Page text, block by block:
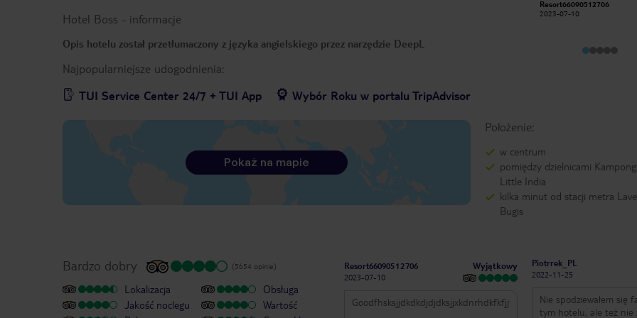
Resort66090512706
2023-07-10
Hotel Boss - informacje
Opis hotelu został przetłumaczony z języka angielskiego przez narzędzie DeepL
Najpopularniejsze udogodnienia:
TUI Service Center 24/7 + TUI App
Wybór Roku w portalu TripAdvisor
Położenie:
w centrum
pomiędzy dzielnicami
Little India
kilka minut od stacji metra
Bugis
Pokaż na mapie
Bardzo dobry (5654 opinie)
Lokalizacja
Jakość noclegu
Obsługa
Wartość
Resort66090512706
2023-07-10
Wyjątkowy
Piotrrek_PL
2022-11-25
Nie spodziewałem się
tym hotelu, ale też nie